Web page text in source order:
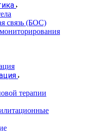
связь (БОС)
терапии